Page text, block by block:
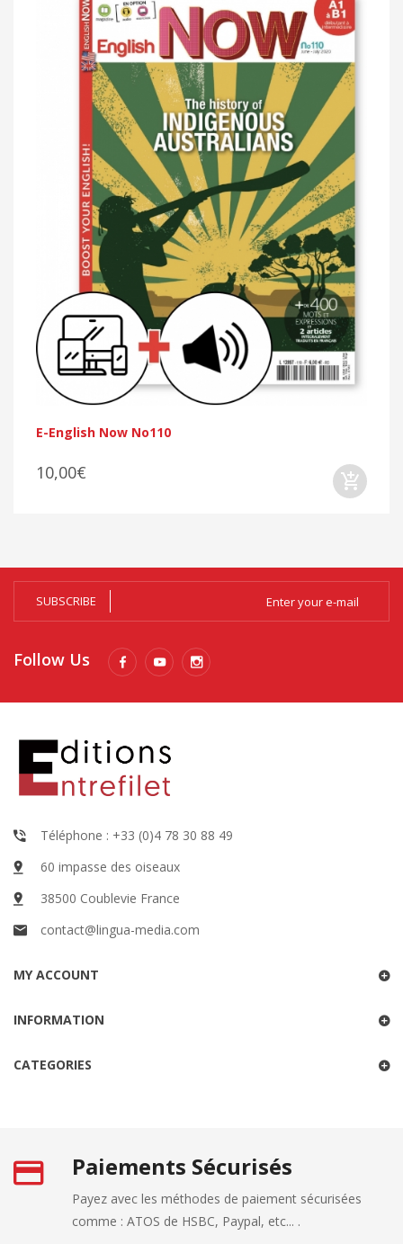
E-English Now No110
10,00€
SUBSCRIBE
Follow Us
Téléphone : +33 (0)4 78 30 88 49
60 impasse des oiseaux
38500 Coublevie France
contact@lingua-media.com
MY ACCOUNT
INFORMATION
CATEGORIES
Paiements Sécurisés
Payez avec les méthodes de paiement sécurisées
comme : ATOS de HSBC, Paypal, etc... .